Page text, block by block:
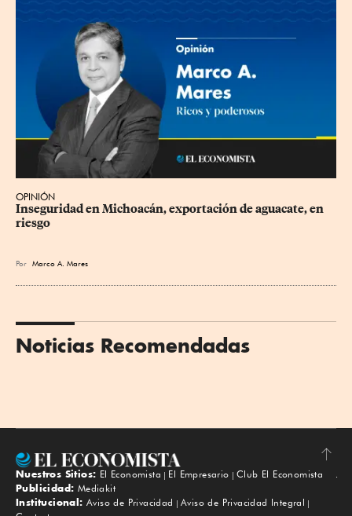
OPINIÓN
Inseguridad en Michoacán, exportación de aguacate, en
riesgo
Por Marco A. Mares
Noticias Recomendadas
Subir
Nuestros Sitios: El Economista El Empresario
Club El Economista
Publicidad: Mediakit
Institucional: Aviso de Privacidad
Aviso de Privacidad Integral